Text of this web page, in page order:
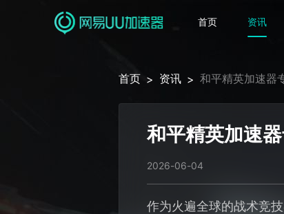
首页 资讯
首页 > 资讯 > 和平精英加速器
和平精英加速
2026-06-04
作为火遍全球的战术竞